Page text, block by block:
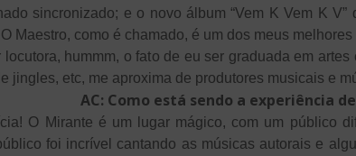
sincronizado; e o novo álbum “Vem K Vem K
Maestro, como é chamado, é um dos meus
locutora, hummm, o fato de eu ser graduada em
jingles, etc, me aproxima de produtores musicais e
AC: Como está sendo a experiência
O Mirante é um lugar mágico, com um público
foi incrível cantando as músicas autorais e